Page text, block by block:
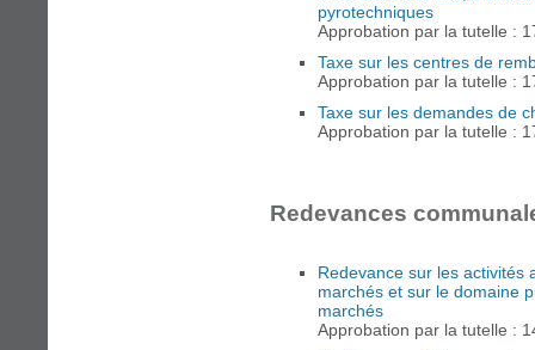
pyrotechniques
Approbation par la tutelle :
Taxe sur les centres de
Approbation par la tutelle :
Taxe sur les demandes de
Approbation par la tutelle :
Redevances
Redevance sur les activités
marchés et sur le domaine
marchés
Approbation par la tutelle :